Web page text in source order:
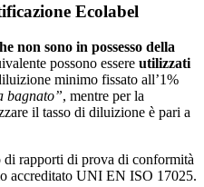
Ecolabel
non sono in possesso della
possono essere utilizzati
minimo fissato all’1%
bagnato”, mentre per la
il tasso di diluizione è pari a
di rapporti di prova di conformità
accreditato UNI EN ISO 17025.